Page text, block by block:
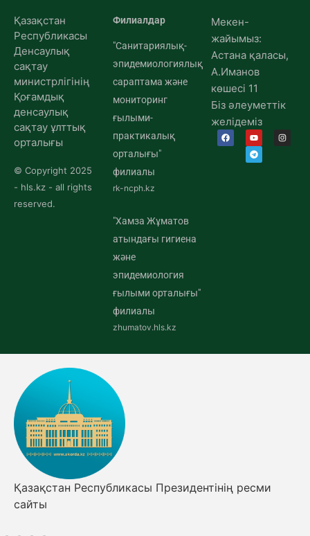
Қазақстан
Республикасы
Денсаулық
сақтау
министрлігінің
Қоғамдық
денсаулық
сақтау ұлттық
орталығы
© Copyright 2025
- hls.kz - all rights
reserved.
Филиалдар
"Санитариялық-
эпидемиологиялық
сараптама және
мониторинг
ғылыми-
практикалық
орталығы"
филиалы
rk-ncph.kz
"Хамза Жұматов
атындағы гигиена
және
эпидемиология
ғылыми орталығы"
филиалы
zhumatov.hls.kz
Мекен-
жайымыз:
Астана қаласы,
А.Иманов
көшесі 11
Біз әлеуметтік
желідеміз
Қазақстан Республикасы Президентінің ресми
сайты